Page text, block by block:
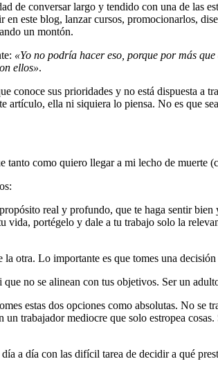
de conversar largo y tendido con una de las
en este blog, lanzar cursos, promocionarlos,
un montón.
«Yo no podría hacer eso, porque por más
ellos».
conoce sus prioridades y no está dispuesta
artículo, ella ni siquiera lo piensa. No es que
tanto como quiero llegar a mi lecho de muerte
real y profundo, que te haga sentir
vida, portégelo y dale a tu trabajo solo la
otra. Lo importante es que tomes una
no se alinean con tus objetivos. Ser un
estas dos opciones como absolutas. No
trabajador mediocre que solo estropea
a día con las difícil tarea de decidir a qué